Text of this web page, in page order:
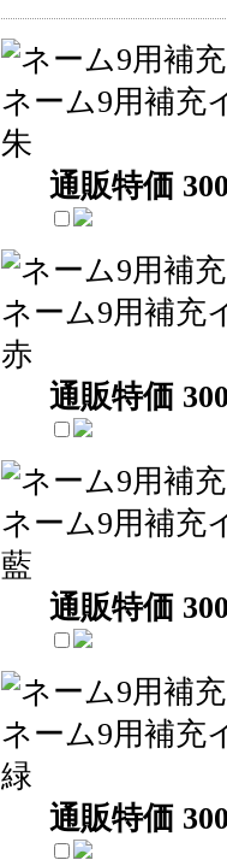
ネーム9用補充
朱
通販特価
ネーム9用補充
赤
通販特価
ネーム9用補充
藍
通販特価
ネーム9用補充
緑
通販特価